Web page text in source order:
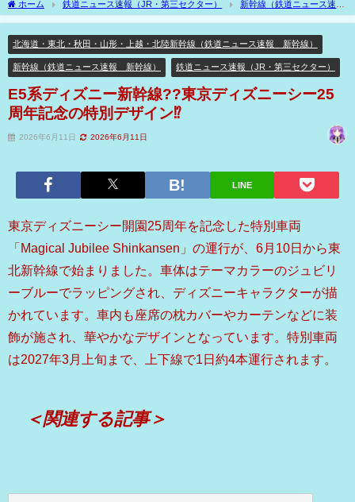
ホーム 鉄道ニュース速報（JR・第三セクター）
新幹線（鉄道ニュース速
報 新幹線）
北海道・東北・秋田・山形・上越・北陸新幹線（鉄道ニュース速
イン⁉
北海道・東北・秋田・山形・上越・北陸新幹線（鉄道ニュース速報 新幹線）
新幹線（鉄道ニュース速報 新幹線） 鉄道ニュース速報（JR・第三セクター）
E5系ディズニー新幹線??東京ディズニーシー25
周年記念の特別デザイン⁉
2026年6月11日 2026年6月11日
LINE
東京ディズニーシー開園25周年を記念した特別車両
「Magical Jubilee Shinkansen」の運行が、6月10日から東
北新幹線で始まりました。車体はテーマカラーのジュビリ
ーブルーでラッピングされ、ディズニーキャラクターが描
かれています。車内も座席の枕カバーやカーテンなどに装
飾が施され、華やかなデザインとなっています。特別車両
は2027年3月上旬まで、上下線で1日約4本運行されます。
＜関連する記事＞